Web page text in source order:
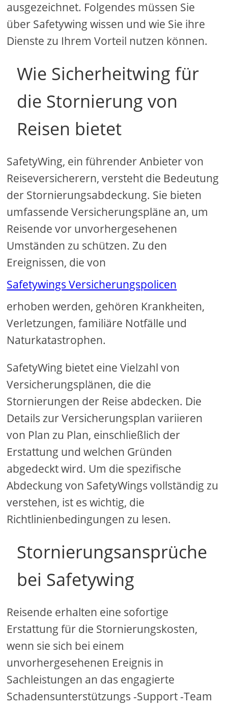
ausgezeichnet. Folgendes müssen Sie
über Safetywing wissen und wie Sie ihre
Dienste zu Ihrem Vorteil nutzen können.
Wie Sicherheitwing für
die Stornierung von
Reisen bietet
SafetyWing, ein führender Anbieter von
Reiseversicherern, versteht die Bedeutung
der Stornierungsabdeckung. Sie bieten
umfassende Versicherungspläne an, um
Reisende vor unvorhergesehenen
Umständen zu schützen. Zu den
Ereignissen, die von
Safetywings Versicherungspolicen
erhoben werden, gehören Krankheiten,
Verletzungen, familiäre Notfälle und
Naturkatastrophen.
SafetyWing bietet eine Vielzahl von
Versicherungsplänen, die die
Stornierungen der Reise abdecken. Die
Details zur Versicherungsplan variieren
von Plan zu Plan, einschließlich der
Erstattung und welchen Gründen
abgedeckt wird. Um die spezifische
Abdeckung von SafetyWings vollständig zu
verstehen, ist es wichtig, die
Richtlinienbedingungen zu lesen.
Stornierungsansprüche
bei Safetywing
Reisende erhalten eine sofortige
Erstattung für die Stornierungskosten,
wenn sie sich bei einem
unvorhergesehenen Ereignis in
Sachleistungen an das engagierte
Schadensunterstützungs -Support -Team